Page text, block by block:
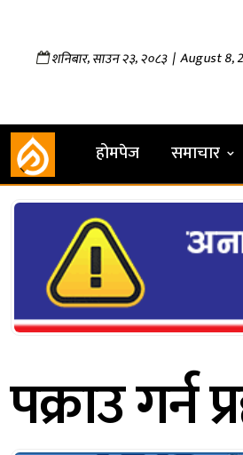
शनिबार,साउन२३,२०८३| August 8,
होमपेज समाचार
पक्राउ गर्न